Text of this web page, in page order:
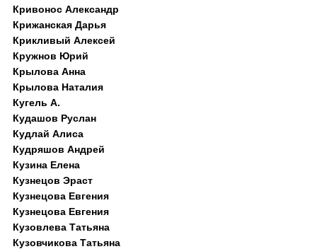
Кривонос Александр
Крижанская Дарья
Крикливый Алексей
Кружнов Юрий
Крылова Анна
Крылова Наталия
Кугель А.
Кудашов Руслан
Кудлай Алиса
Кудряшов Андрей
Кузина Елена
Кузнецов Эраст
Кузнецова Евгения
Кузнецова Евгения
Кузовлева Татьяна
Кузовчикова Татьяна